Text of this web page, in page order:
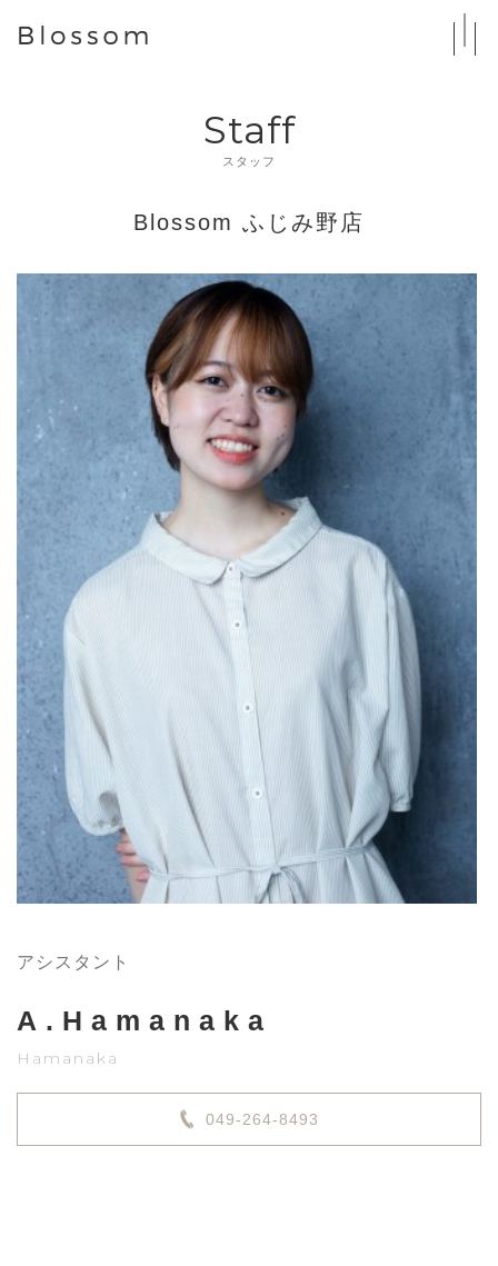
Staff
スタッフ
Blossom ふじみ野店
アシスタント
A.Hamanaka
Hamanaka
049-264-8493